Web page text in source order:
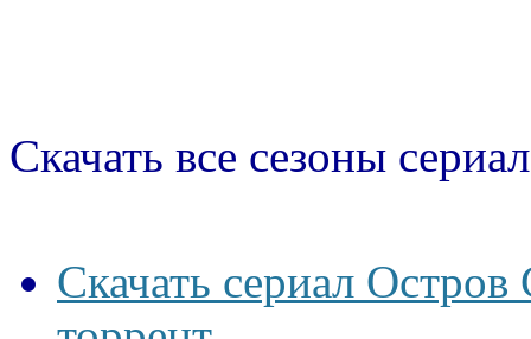
Скачать все сезоны
Скачать сериал